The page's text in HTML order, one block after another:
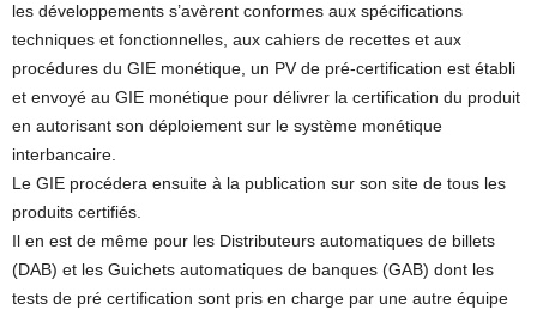
les développements s’avèrent conformes aux spécifications
techniques et fonctionnelles, aux cahiers de recettes et aux
procédures du GIE monétique, un PV de pré-certification est établi
et envoyé au GIE monétique pour délivrer la certification du produit
en autorisant son déploiement sur le système monétique
interbancaire.
Le GIE procédera ensuite à la publication sur son site de tous les
produits certifiés.
Il en est de même pour les Distributeurs automatiques de billets
(DAB) et les Guichets automatiques de banques (GAB) dont les
tests de pré certification sont pris en charge par une autre équipe